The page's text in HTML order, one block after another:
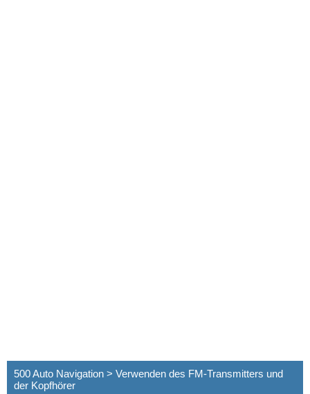
500 Auto Navigation > Verwenden des FM-Transmitters und
der Kopfhörer